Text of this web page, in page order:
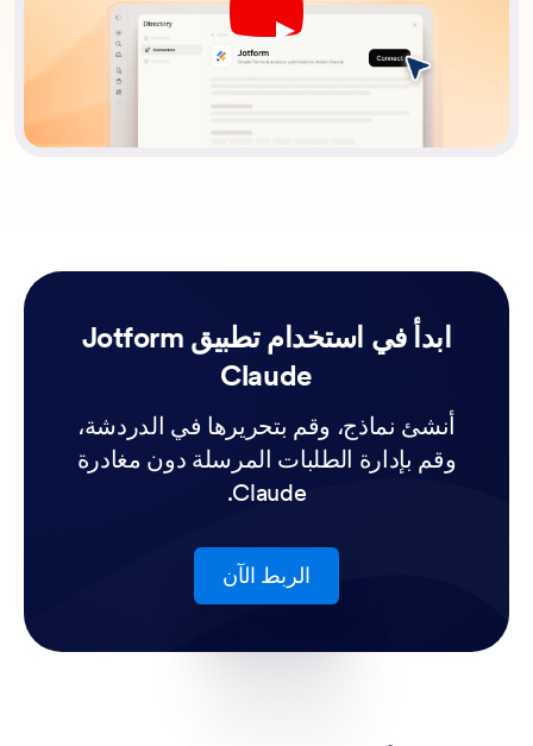
Play YouTube Video
ابدأ في استخدام تطبيق Jotform
Claude
أنشئ نماذج، وقم بتحريرها في الدردشة،
وقم بإدارة الطلبات المرسلة دون مغادرة
Claude.
الربط الآن